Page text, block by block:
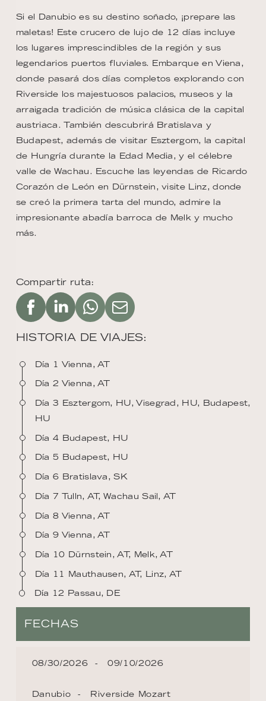
Compartir ruta:
HISTORIA DE VIAJES:
Día 1 Vienna, AT
Día 2 Vienna, AT
Día 3 Esztergom, HU, Visegrad, HU, Budapest,
HU
Día 4 Budapest, HU
Día 5 Budapest, HU
Día 6 Bratislava, SK
Día 7 Tulln, AT, Wachau Sail, AT
Día 8 Vienna, AT
Día 9 Vienna, AT
Día 10 Dürnstein, AT, Melk, AT
Día 11 Mauthausen, AT, Linz, AT
Día 12 Passau, DE
Si el Danubio es su destino soñado, ¡prepare las
maletas! Este crucero de lujo de 12 días incluye
los lugares imprescindibles de la región y sus
legendarios puertos fluviales. Embarque en Viena,
donde pasará dos días completos explorando con
Riverside los majestuosos palacios, museos y la
arraigada tradición de música clásica de la capital
austriaca. También descubrirá Bratislava y
Budapest, además de visitar Esztergom, la capital
de Hungría durante la Edad Media, y el célebre
valle de Wachau. Escuche las leyendas de Ricardo
Corazón de León en Dürnstein, visite Linz, donde
se creó la primera tarta del mundo, admire la
impresionante abadía barroca de Melk y mucho
más.
FECHAS
08/30/2026 09/10/2026
Danubio Riverside Mozart